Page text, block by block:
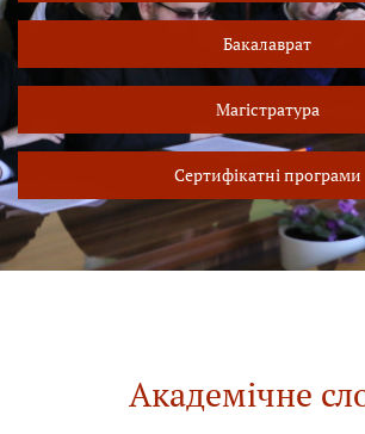
Бакалаврат
Магістратура
Сертифікатні програми
Академічне